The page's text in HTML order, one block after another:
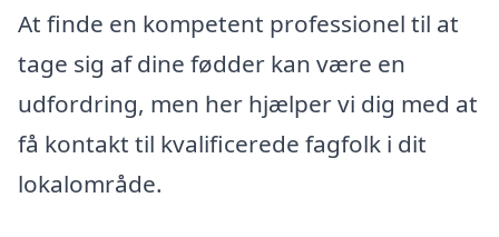
At finde en kompetent professionel til at
tage sig af dine fødder kan være en
udfordring, men her hjælper vi dig med at
få kontakt til kvalificerede fagfolk i dit
lokalområde.